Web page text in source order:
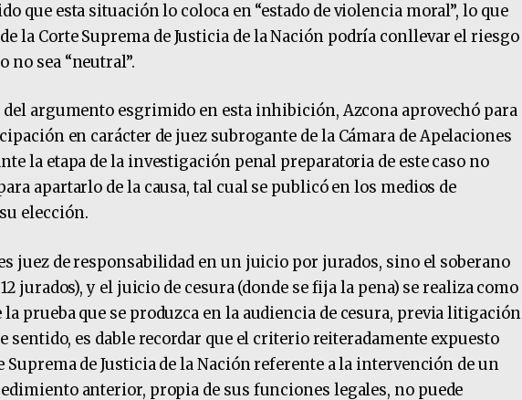
que esta situación lo coloca en “estado de violencia moral”, lo que
la Corte Suprema de Justicia de la Nación podría conllevar el riesgo
no sea “neutral”.
del argumento esgrimido en esta inhibición, Azcona aprovechó para
en carácter de juez subrogante de la Cámara de Apelaciones
la etapa de la investigación penal preparatoria de este caso no
apartarlo de la causa, tal cual se publicó en los medios de
elección.
juez de responsabilidad en un juicio por jurados, sino el soberano
jurados), y el juicio de cesura (donde se fija la pena) se realiza como
prueba que se produzca en la audiencia de cesura, previa litigación
sentido, es dable recordar que el criterio reiteradamente expuesto
Suprema de Justicia de la Nación referente a la intervención de un
anterior, propia de sus funciones legales, no puede